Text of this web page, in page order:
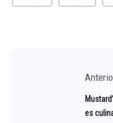
es